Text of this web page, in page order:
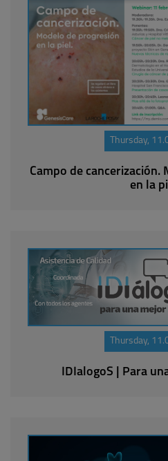
Thursday,
Campo de cancerización.
en la
Thursday,
IDIalogoS | Para